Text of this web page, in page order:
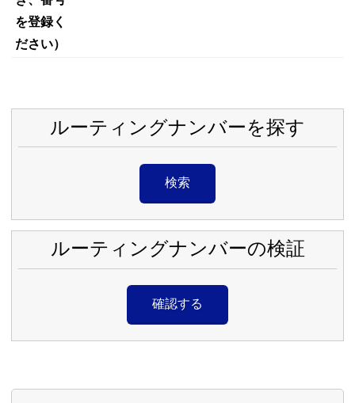
を登録く
ださい）
ルーティングナンバーを探す
検索
ルーティングナンバーの検証
確認する